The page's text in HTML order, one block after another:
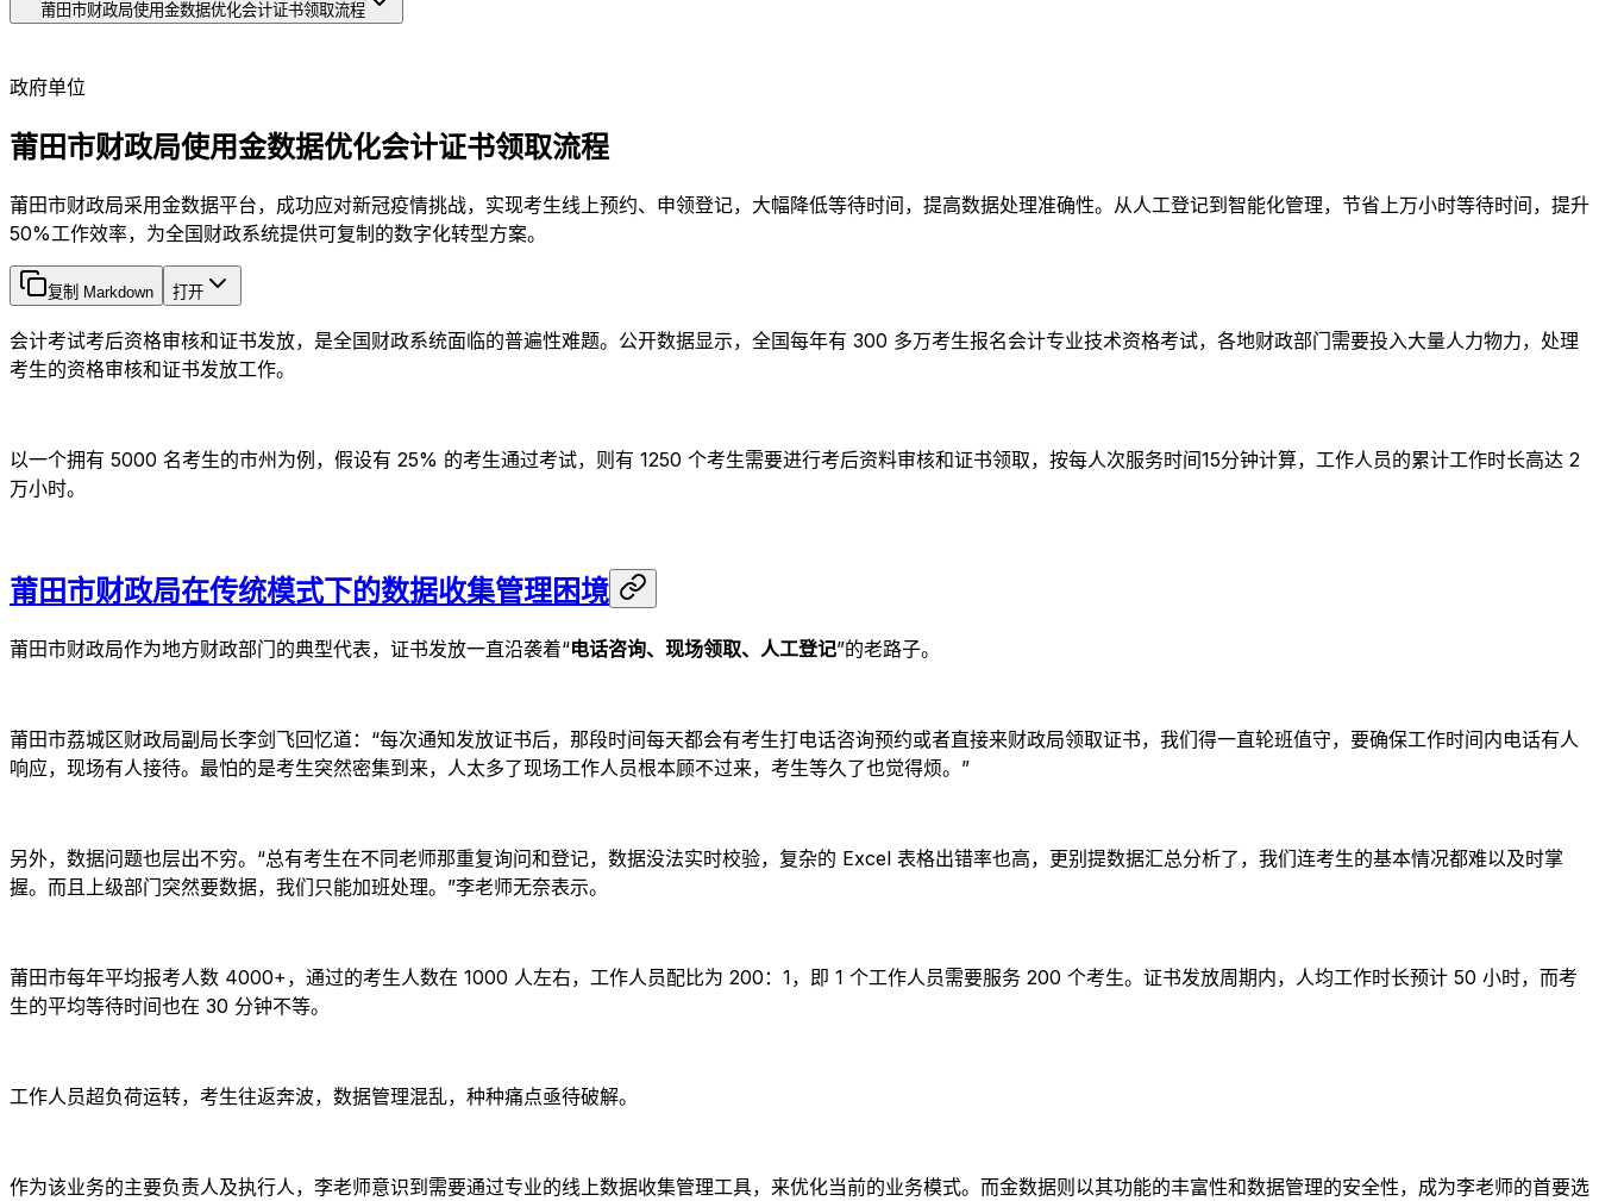
莆田市财政局使用金数据优化会计证书领取流程
政府单位
莆田市财政局使用金数据优化会计证书领取流程
莆田市财政局采用金数据平台，成功应对新冠疫情挑战，实现考生线上预约、申领登记，大幅降低等待时间，提高数据处理准确性。从人工登记到智能化管理，节省上万小时等待时间，提升
50%工作效率，为全国财政系统提供可复制的数字化转型方案。
复制 Markdown 打开
会计考试考后资格审核和证书发放，是全国财政系统面临的普遍性难题。公开数据显示，全国每年有 300 多万考生报名会计专业技术资格考试，各地财政部门需要投入大量人力物力，处理
考生的资格审核和证书发放工作。
以一个拥有 5000 名考生的市州为例，假设有 25% 的考生通过考试，则有 1250 个考生需要进行考后资料审核和证书领取，按每人次服务时间15分钟计算，工作人员的累计工作时长高达 2
万小时。
莆田市财政局在传统模式下的数据收集管理困境
莆田市财政局作为地方财政部门的典型代表，证书发放一直沿袭着“电话咨询、现场领取、人工登记”的老路子。
莆田市荔城区财政局副局长李剑飞回忆道：“每次通知发放证书后，那段时间每天都会有考生打电话咨询预约或者直接来财政局领取证书，我们得一直轮班值守，要确保工作时间内电话有人
响应，现场有人接待。最怕的是考生突然密集到来，人太多了现场工作人员根本顾不过来，考生等久了也觉得烦。”
另外，数据问题也层出不穷。“总有考生在不同老师那重复询问和登记，数据没法实时校验，复杂的 Excel 表格出错率也高，更别提数据汇总分析了，我们连考生的基本情况都难以及时掌
握。而且上级部门突然要数据，我们只能加班处理。”李老师无奈表示。
莆田市每年平均报考人数 4000+，通过的考生人数在 1000 人左右，工作人员配比为 200：1，即 1 个工作人员需要服务 200 个考生。证书发放周期内，人均工作时长预计 50 小时，而考
生的平均等待时间也在 30 分钟不等。
工作人员超负荷运转，考生往返奔波，数据管理混乱，种种痛点亟待破解。
作为该业务的主要负责人及执行人，李老师意识到需要通过专业的线上数据收集管理工具，来优化当前的业务模式。而金数据则以其功能的丰富性和数据管理的安全性，成为李老师的首要选